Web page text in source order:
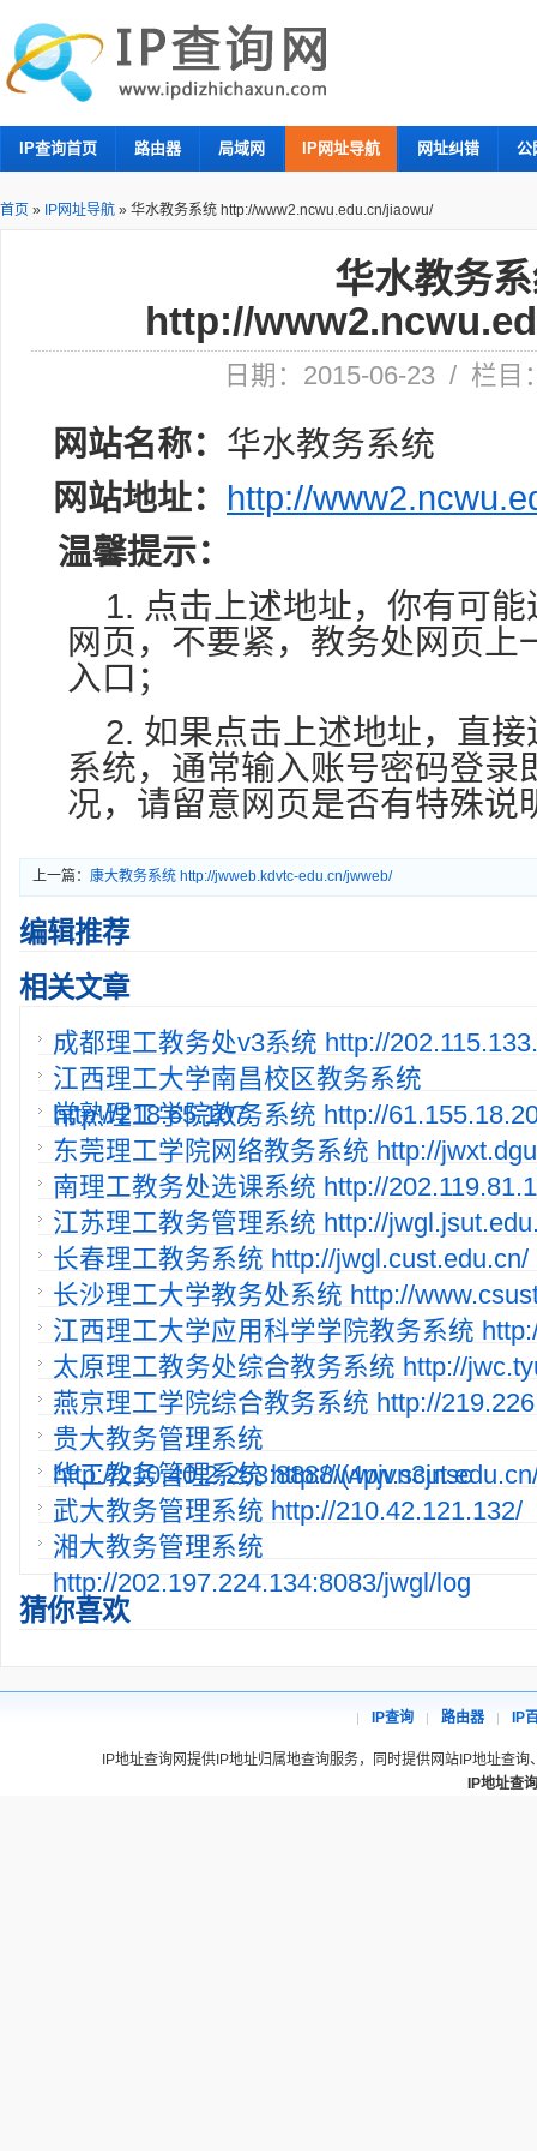
IP查询首页 路由器 局域网 IP网址导航 网址纠错 公
首页 » IP网址导航 » 华水教务系统 http://www2.ncwu.edu.cn/jiaowu/
华水教务
http://
日期：2015-06-23 / 栏目
网站名称： 华水教务系统
网站地址： http://
温馨提示：
1. 点击上述地址，你有可
网页，不要紧，教务处网页上
入口；
2. 如果点击上述地址，直
系统，通常输入账号密码登录
况，请留意网页是否有特殊说
上一篇： 康大教务系统 http://jwweb.kdvtc-edu.cn/jwweb/
编辑推荐
相关文章
成都理工教务处v3系统 http://
江西理工大学南昌校区教务系统
http://218.65.107.
常熟理工学院教务系统 http://
东莞理工学院网络教务系统 http://
南理工教务处选课系统 http://
江苏理工教务管理系统 http://
长春理工教务系统 http://jwgl.cust.edu.cn/
长沙理工大学教务处系统 http://
江西理工大学应用科学学院教务系统
太原理工教务处综合教务系统 http://
燕京理工学院综合教务系统 http://
贵大教务管理系统
http://210.40.2.253:8888/(4pjvn3jnsc
华工教务管理系统 http://
武大教务管理系统 http://210.42.121.132/
湘大教务管理系统
http://202.197.224.134:8083/jwgl/log
猜你喜欢
IP查询 路由器 IP
IP地址查询网提供IP地址归属地查询服务，同时提供网站IP地址查
IP地址查